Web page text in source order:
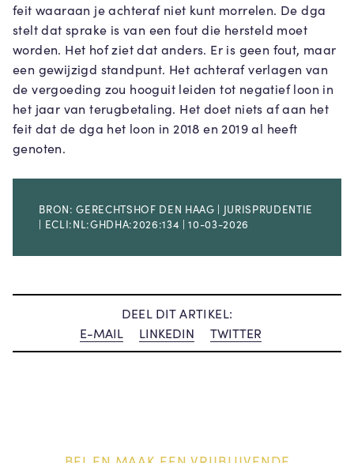
feit waaraan je achteraf niet kunt morrelen. De dga
stelt dat sprake is van een fout die hersteld moet
worden. Het hof ziet dat anders. Er is geen fout, maar
een gewijzigd standpunt. Het achteraf verlagen van
de vergoeding zou hooguit leiden tot negatief loon in
het jaar van terugbetaling. Het doet niets af aan het
feit dat de dga het loon in 2018 en 2019 al heeft
genoten.
BRON: GERECHTSHOF DEN HAAG | JURISPRUDENTIE
| ECLI:NL:GHDHA:2026:134 | 10-03-2026
DEEL DIT ARTIKEL:
E-MAIL
LINKEDIN TWITTER